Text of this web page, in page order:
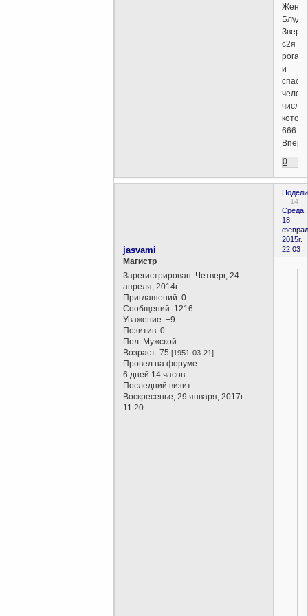
Жену-
Зверя
с2я
рога
и
спасти
число
666.
0
14
Среда,
18
2015г.
22:03
jasvami
Магистр
Зарегистрирован: Четверг, 24
апреля, 2014г.
Приглашений: 0
Сообщений: 1216
Уважение: +9
Позитив: 0
Пол: Мужской
Возраст: 75[1951-03-21]
Провел на форуме:
6 дней 14 часов
Последний визит:
Воскресенье, 29 января, 2017г.
11:20